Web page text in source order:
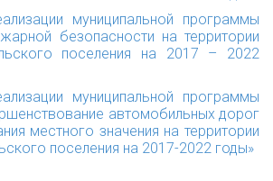
муниципальной программы
безопасности на территории
поселения на 2017 – 2022
муниципальной программы
автомобильных дорог
местного значения на территории
поселения на 2017-2022 годы»